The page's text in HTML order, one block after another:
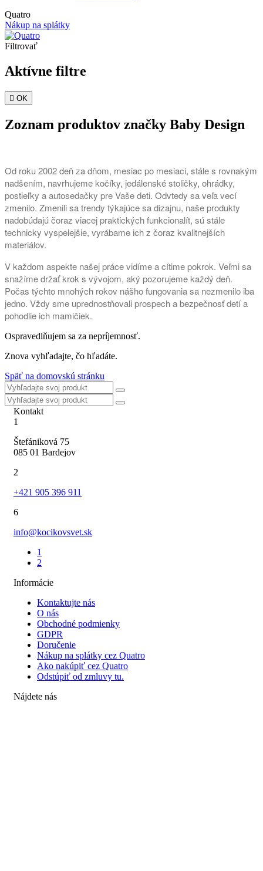
Quatro
Nákup na splátky
Filtrovať
Aktívne filtre
 OK
Zoznam produktov značky Baby Design
Od roku 2002 deň za dňom, mesiac po mesiaci, stále s rovnakým
nadšením, navrhujeme kočíky, jedálenské stoličky, ohrádky,
postieľky a autosedačky pre Vaše deti. Odvtedy sa veľa vecí
zmenilo. Zmenili sa trendy týkajúce sa dizajnu, naše produkty
nadobúdajú čoraz viacej praktických funkcionalít, sú stále
technicky vyspelejšie, vyrábame ich z čoraz kvalitnejších
materiálov.
V každom aspekte našej práce vidíme a cítime pokrok. Veľmi sa
snažíme držať krok s vývojom, aký pozorujeme každý deň.
Počas týchto mnohých rokov nášho fungovania sa nezmenilo iba
jedno. Vždy sme uprednostňovali prospech a bezpečnosť detí a
pohodlie ich mamičiek.
Ospravedlňujem sa za nepríjemnosť.
Znova vyhľadajte, čo hľadáte.
Späť na domovskú stránku
Kontakt
1
Štefániková 75
085 01 Bardejov
2
+421 905 396 911
6
info@kocikovsvet.sk
1
2
Informácie
Kontaktujte nás
O nás
Obchodné podmienky
GDPR
Doručenie
Nákup na splátky cez Quatro
Ako nakúpiť cez Quatro
Odstúpiť od zmluvy tu.
Nájdete nás